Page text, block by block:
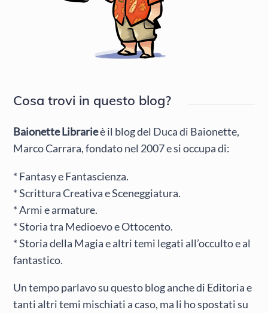
Cosa trovi in questo blog?
Baionette Librarieè il blog del Duca di Baionette,
Marco Carrara, fondato nel 2007 e si occupa di:
* Fantasy e Fantascienza.
* Scrittura Creativa e Sceneggiatura.
* Armi e armature.
* Storia tra Medioevo e Ottocento.
* Storia della Magia e altri temi legati all’occulto e al
fantastico.
Un tempo parlavo su questo blog anche di Editoria e
tanti altri temi mischiati a caso, ma li ho spostati su